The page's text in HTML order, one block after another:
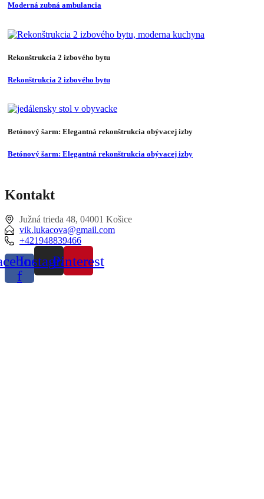
Moderná zubná ambulancia
Rekonštrukcia 2 izbového bytu
Rekonštrukcia 2 izbového bytu
Betónový šarm: Elegantná rekonštrukcia obývacej izby
Betónový šarm: Elegantná rekonštrukcia obývacej izby
Kontakt
Južná trieda 48, 04001 Košice
vik.lukacova@gmail.com
+421948839466
f
InstagramPinterest